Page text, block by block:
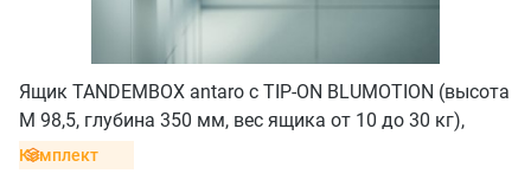
Ящик TANDEMBOX antaro с TIP-ON BLUMOTION (высота
М 98,5, глубина 350 мм, вес ящика от 10 до 30 кг),
крепление INSERTA, черный
Комплект